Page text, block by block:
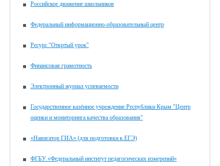
Российское движение школьников
Федеральный информационно-образовательный центр
Ресурс "Откртый урок"
Финансовая грамотность
Электронный журнал успеваемости
Государственное казённое учреждение Республики Крым "Центр
оценки и мониторинга качества образования"
«Навигатор ГИА» (для подготовки к ЕГЭ)
ФГБУ «Федеральный институт педагогических измерений»